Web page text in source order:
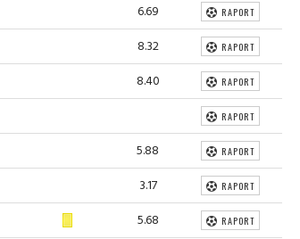
6.69 RAPORT
8.32 RAPORT
8.40 RAPORT
RAPORT
5.88 RAPORT
3.17 RAPORT
5.68 RAPORT